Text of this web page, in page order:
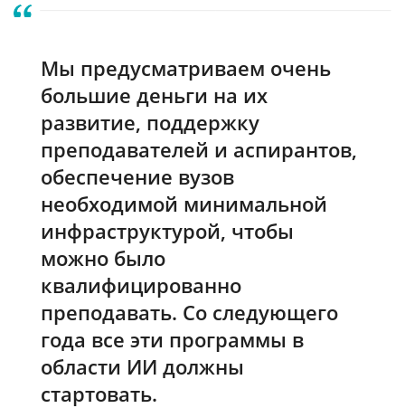
Мы предусматриваем очень
большие деньги на их
развитие, поддержку
преподавателей и аспирантов,
обеспечение вузов
необходимой минимальной
инфраструктурой, чтобы
можно было
квалифицированно
преподавать. Со следующего
года все эти программы в
области ИИ должны
стартовать.